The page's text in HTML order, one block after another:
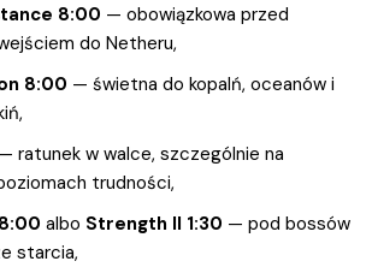
8:00 — obowiązkowa przed
do Netheru,
8:00 — świetna do kopalń, oceanów i
— ratunek w walce, szczególnie na
trudności,
albo Strength II 1:30 — pod bossów
starcia,